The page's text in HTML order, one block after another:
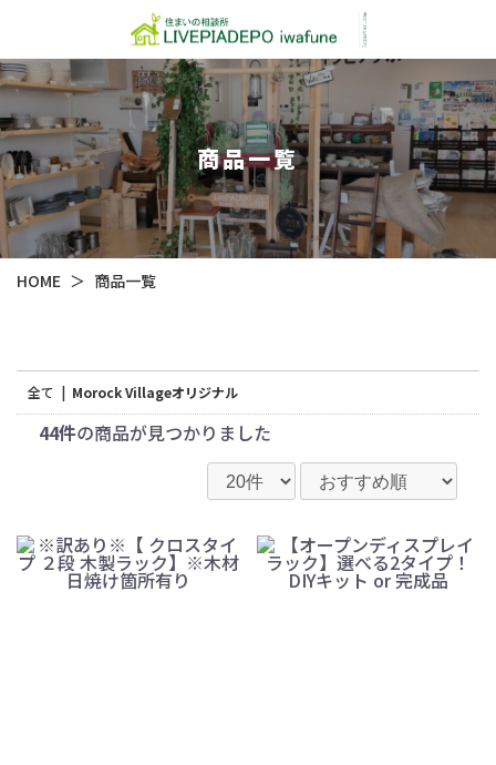
商品一覧
HOME ＞ 商品一覧
全て | Morock Villageオリジナル
44件の商品が見つかりました